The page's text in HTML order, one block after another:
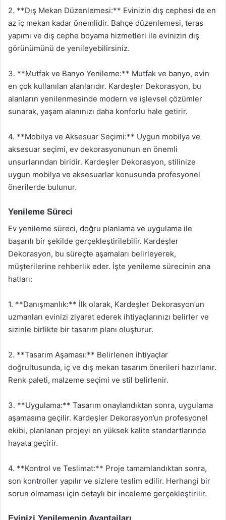
2. **Dış Mekan Düzenlemesi:** Evinizin dış cephesi de en
az iç mekan kadar önemlidir. Bahçe düzenlemesi, teras
yapımı ve dış cephe boyama hizmetleri ile evinizin dış
görünümünü de yenileyebilirsiniz.
3. **Mutfak ve Banyo Yenileme:** Mutfak ve banyo, evin
en çok kullanılan alanlarıdır. Kardeşler Dekorasyon, bu
alanların yenilenmesinde modern ve işlevsel çözümler
sunarak, yaşam alanınızı daha konforlu hale getirir.
4. **Mobilya ve Aksesuar Seçimi:** Uygun mobilya ve
aksesuar seçimi, ev dekorasyonunun en önemli
unsurlarından biridir. Kardeşler Dekorasyon, stilinize
uygun mobilya ve aksesuarlar konusunda profesyonel
önerilerde bulunur.
Yenileme Süreci
Ev yenileme süreci, doğru planlama ve uygulama ile
başarılı bir şekilde gerçekleştirilebilir. Kardeşler
Dekorasyon, bu süreçte aşamaları belirleyerek,
müşterilerine rehberlik eder. İşte yenileme sürecinin ana
hatları:
1. **Danışmanlık:** İlk olarak, Kardeşler Dekorasyon’un
uzmanları evinizi ziyaret ederek ihtiyaçlarınızı belirler ve
sizinle birlikte bir tasarım planı oluşturur.
2. **Tasarım Aşaması:** Belirlenen ihtiyaçlar
doğrultusunda, iç ve dış mekan tasarım önerileri hazırlanır.
Renk paleti, malzeme seçimi ve stil belirlenir.
3. **Uygulama:** Tasarım onaylandıktan sonra, uygulama
aşamasına geçilir. Kardeşler Dekorasyon’un profesyonel
ekibi, planlanan projeyi en yüksek kalite standartlarında
hayata geçirir.
4. **Kontrol ve Teslimat:** Proje tamamlandıktan sonra,
son kontroller yapılır ve sizlere teslim edilir. Herhangi bir
sorun olmaması için detaylı bir inceleme gerçekleştirilir.
Evinizi Yenilemenin Avantajları